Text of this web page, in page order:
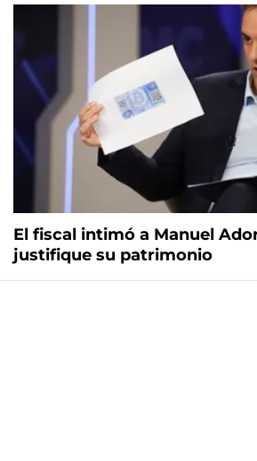
El fiscal intimó a Manuel
justifique su patrimonio